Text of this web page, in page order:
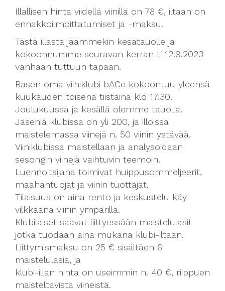
Illallisen hinta viidellä viinillä on 78 €, iltaan on
ennakkoilmoittatumiset ja -maksu.
Tästä illasta jäämmekin kesätauolle ja
kokoonnumme seuravan kerran ti 12.9.2023
vanhaan tuttuun tapaan.
Basen oma viiniklubi bACe kokoontuu yleensä
kuukauden toisena tiistaina klo 17.30.
Joulukuussa ja kesällä olemme tauolla.
Jäseniä klubissa on yli 200, ja illoissa
maistelemassa viinejä n. 50 viinin ystävää.
Viiniklubissa maistellaan ja analysoidaan
sesongin viinejä vaihtuvin teemoin.
Luennoitsijana toimivat huippusommeljeerit,
maahantuojat ja viinin tuottajat.
Tilaisuus on aina rento ja keskustelu käy
vilkkaana viinin ympärillä.
Klubilaiset saavat liittyessään maistelulasit
jotka tuodaan aina mukana klubi-iltaan.
Liittymismaksu on 25 € sisältäen 6
maistelulasia, ja
klubi-illan hinta on useimmin n. 40 €, riippuen
maisteltavista viineistä.